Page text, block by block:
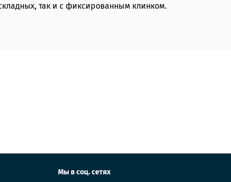
так и с фиксированным клинком.
Мы в соц. сетях